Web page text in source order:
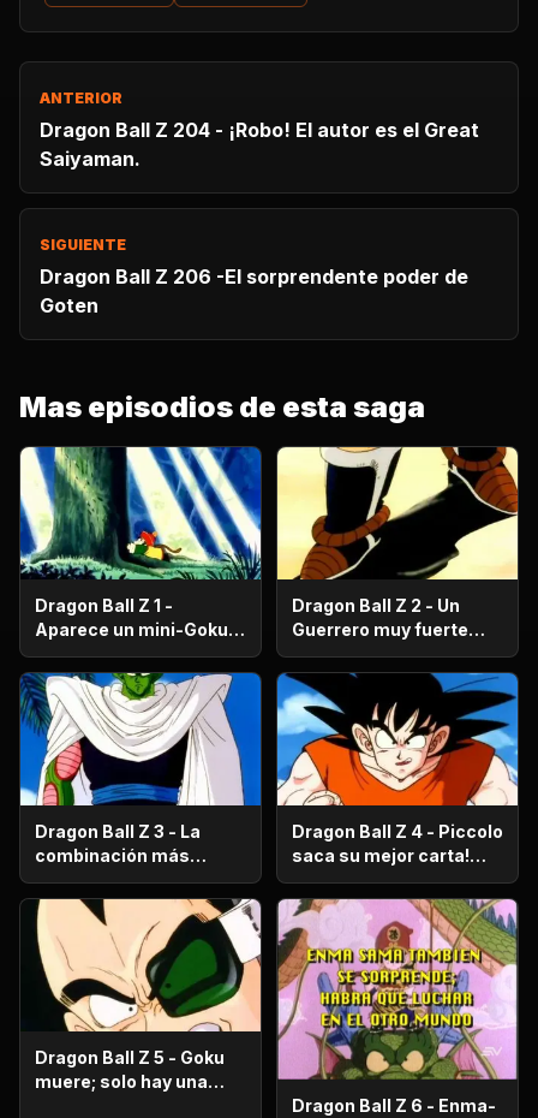
ANTERIOR
Dragon Ball Z 204 - ¡Robo! El autor es el Great
Saiyaman.
SIGUIENTE
Dragon Ball Z 206 -El sorprendente poder de
Goten
Mas episodios de esta saga
Dragon Ball Z 1 -
Aparece un mini-Goku,
su nombre es Gohan.
Dragon Ball Z 2 - Un
Guerrero muy fuerte
con antecedentes
históricos; se trata del
hermano mayor de
Goku.
Dragon Ball Z 3 - La
combinación más
fuerte de este Mundo.
Dragon Ball Z 4 - Piccolo
saca su mejor carta!
Gohan, un niño llorón.
Dragon Ball Z 5 - Goku
muere; solo hay una
Dragon Ball Z 6 - Enma-